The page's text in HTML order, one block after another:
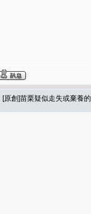
[原創]苗栗疑似走失或棄養